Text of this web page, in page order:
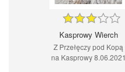
Kasprowy Wierch
Z Przełęczy pod Kopą
na Kasprowy 8.06.2021